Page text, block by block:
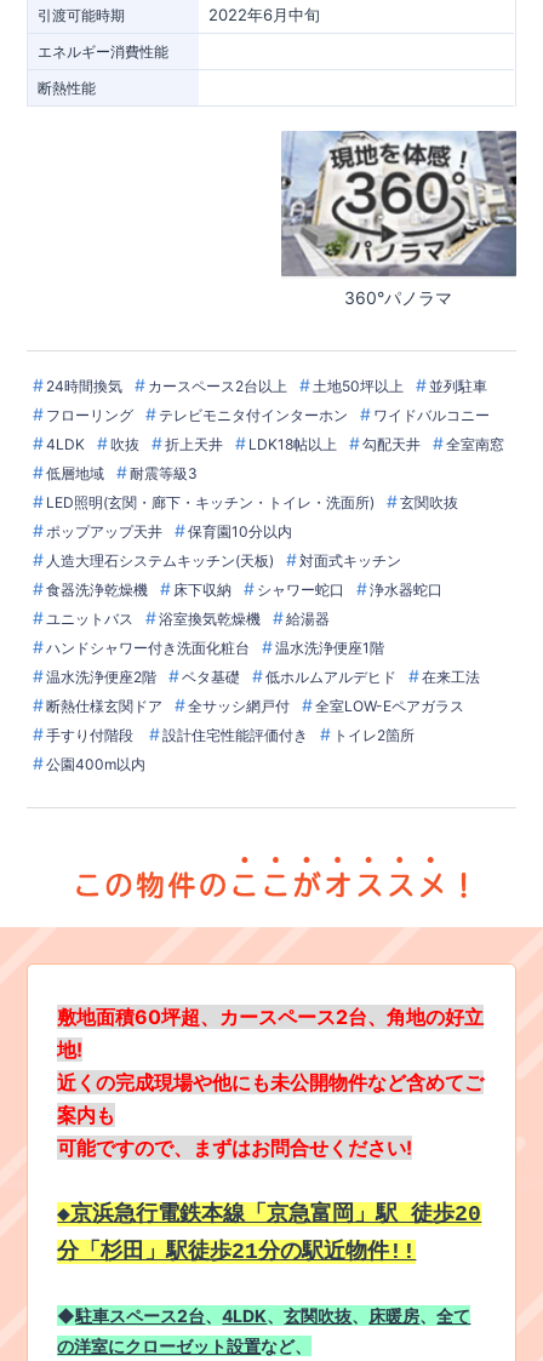
引渡可能時期 2022年6月中旬
エネルギー消費性能
断熱性能
24時間換気 カースペース2台以上 土地50坪以上
並列駐車
フローリング
テレビモニタ付インターホン
ワイドバルコニー
4LDK
吹抜 折上天井 LDK18帖以上 勾配天井
全室南窓
低層地域
耐震等級3
LED照明(玄関・廊下・キッチン・トイレ・洗面所)
玄関吹抜
ポップアップ天井
保育園10分以内
人造大理石システムキッチン(天板)
対面式キッチン
食器洗浄乾燥機
床下収納 シャワー蛇口
浄水器蛇口
ユニットバス
浴室換気乾燥機
給湯器
ハンドシャワー付き洗面化粧台
温水洗浄便座1階
温水洗浄便座2階
ベタ基礎 低ホルムアルデヒド
在来工法
断熱仕様玄関ドア
全サッシ網戸付
全室LOW-Eペアガラス
手すり付階段
設計住宅性能評価付き
トイレ2箇所
公園400m以内
360°パノラマ
敷地面積60坪超、カースペース2台、角地の好立
地!
近くの完成現場や他にも未公開物件など含めてご
案内も
可能ですので、まずはお問合せください!
◆京浜急行電鉄本線「京急富岡」駅 徒歩20
分「杉田」駅徒歩21分の駅近物件!!
◆駐車スペース2台、4LDK、玄関吹抜、 床暖房、全て
の洋室にクローゼット設置など、